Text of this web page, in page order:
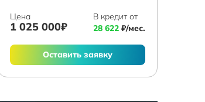
Цена
1 025 000₽
В кредит от
28 622 ₽/мес.
Оставить заявку